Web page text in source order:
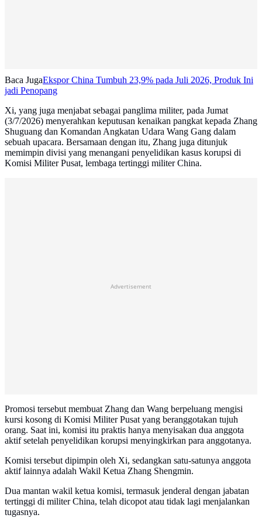
Baca JugaEkspor China Tumbuh 23,9% pada Juli 2026, Produk Ini
jadi Penopang
Xi, yang juga menjabat sebagai panglima militer, pada Jumat
(3/7/2026) menyerahkan keputusan kenaikan pangkat kepada Zhang
Shuguang dan Komandan Angkatan Udara Wang Gang dalam
sebuah upacara. Bersamaan dengan itu, Zhang juga ditunjuk
memimpin divisi yang menangani penyelidikan kasus korupsi di
Komisi Militer Pusat, lembaga tertinggi militer China.
Advertisement
Promosi tersebut membuat Zhang dan Wang berpeluang mengisi
kursi kosong di Komisi Militer Pusat yang beranggotakan tujuh
orang. Saat ini, komisi itu praktis hanya menyisakan dua anggota
aktif setelah penyelidikan korupsi menyingkirkan para anggotanya.
Komisi tersebut dipimpin oleh Xi, sedangkan satu-satunya anggota
aktif lainnya adalah Wakil Ketua Zhang Shengmin.
Dua mantan wakil ketua komisi, termasuk jenderal dengan jabatan
tertinggi di militer China, telah dicopot atau tidak lagi menjalankan
tugasnya.